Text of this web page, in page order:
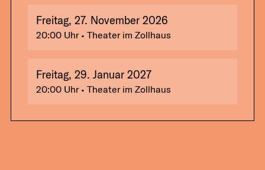
Freitag, 27. November 2026
20:00Uhr• Theater im Zollhaus
Freitag, 29. Januar 2027
20:00Uhr• Theater im Zollhaus